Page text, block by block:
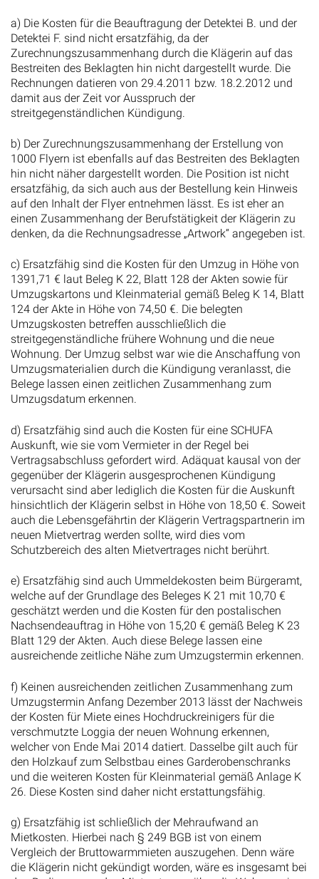
a) Die Kosten für die Beauftragung der Detektei B. und der
Detektei F. sind nicht ersatzfähig, da der
Zurechnungszusammenhang durch die Klägerin auf das
Bestreiten des Beklagten hin nicht dargestellt wurde. Die
Rechnungen datieren von 29.4.2011 bzw. 18.2.2012 und
damit aus der Zeit vor Ausspruch der
streitgegenständlichen Kündigung.
b) Der Zurechnungszusammenhang der Erstellung von
1000 Flyern ist ebenfalls auf das Bestreiten des Beklagten
hin nicht näher dargestellt worden. Die Position ist nicht
ersatzfähig, da sich auch aus der Bestellung kein Hinweis
auf den Inhalt der Flyer entnehmen lässt. Es ist eher an
einen Zusammenhang der Berufstätigkeit der Klägerin zu
denken, da die Rechnungsadresse „Artwork“ angegeben ist.
c) Ersatzfähig sind die Kosten für den Umzug in Höhe von
1391,71 € laut Beleg K 22, Blatt 128 der Akten sowie für
Umzugskartons und Kleinmaterial gemäß Beleg K 14, Blatt
124 der Akte in Höhe von 74,50 €. Die belegten
Umzugskosten betreffen ausschließlich die
streitgegenständliche frühere Wohnung und die neue
Wohnung. Der Umzug selbst war wie die Anschaffung von
Umzugsmaterialien durch die Kündigung veranlasst, die
Belege lassen einen zeitlichen Zusammenhang zum
Umzugsdatum erkennen.
d) Ersatzfähig sind auch die Kosten für eine SCHUFA
Auskunft, wie sie vom Vermieter in der Regel bei
Vertragsabschluss gefordert wird. Adäquat kausal von der
gegenüber der Klägerin ausgesprochenen Kündigung
verursacht sind aber lediglich die Kosten für die Auskunft
hinsichtlich der Klägerin selbst in Höhe von 18,50 €. Soweit
auch die Lebensgefährtin der Klägerin Vertragspartnerin im
neuen Mietvertrag werden sollte, wird dies vom
Schutzbereich des alten Mietvertrages nicht berührt.
e) Ersatzfähig sind auch Ummeldekosten beim Bürgeramt,
welche auf der Grundlage des Beleges K 21 mit 10,70 €
geschätzt werden und die Kosten für den postalischen
Nachsendeauftrag in Höhe von 15,20 € gemäß Beleg K 23
Blatt 129 der Akten. Auch diese Belege lassen eine
ausreichende zeitliche Nähe zum Umzugstermin erkennen.
f) Keinen ausreichenden zeitlichen Zusammenhang zum
Umzugstermin Anfang Dezember 2013 lässt der Nachweis
der Kosten für Miete eines Hochdruckreinigers für die
verschmutzte Loggia der neuen Wohnung erkennen,
welcher von Ende Mai 2014 datiert. Dasselbe gilt auch für
den Holzkauf zum Selbstbau eines Garderobenschranks
und die weiteren Kosten für Kleinmaterial gemäß Anlage K
26. Diese Kosten sind daher nicht erstattungsfähig.
g) Ersatzfähig ist schließlich der Mehraufwand an
Mietkosten. Hierbei nach § 249 BGB ist von einem
Vergleich der Bruttowarmmieten auszugehen. Denn wäre
die Klägerin nicht gekündigt worden, wäre es insgesamt bei